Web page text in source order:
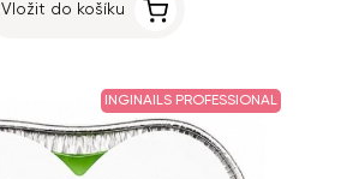
Vložit do košíku
INGINAILS PROFESSIONAL